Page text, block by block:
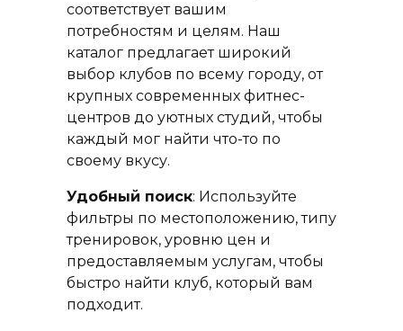
соответствует вашим
потребностям и целям. Наш
каталог предлагает широкий
выбор клубов по всему городу, от
крупных современных фитнес-
центров до уютных студий, чтобы
каждый мог найти что-то по
своему вкусу.
Удобный поиск: Используйте
фильтры по местоположению, типу
тренировок, уровню цен и
предоставляемым услугам, чтобы
быстро найти клуб, который вам
подходит.